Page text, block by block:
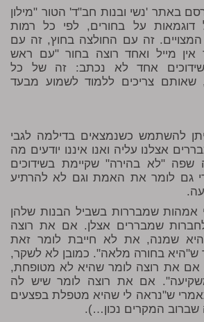
באתר 'נשי ובנות חב"ד' הטור "מילון
דוגמאות על בחורים, לפי כל רמות
המצויים. זה עם החולצה בחוץ, זה עם
אין מייל ואחד רוצה בחור "עם ראש
שידוכים אחד לא נכתב: זה של כל
שאותם צריכים ללמוד לשמוע מבעד
להשתמש כשנמצאים בדילמה לגבי
אצלנו עליה ואנו איננו יודעים מה
שפה "לא בהירה" שקיימת בשידוכים
גם לומר את האמת וגם לא להרתיע
אמהות שמבררות בשביל הבנות שלהן
שמבררים אצלן. אם את רוצה
שמנה, את לא חייבת לומר זאת
ש"היא בחורה מלאה". כמובן לא לשקר,
אם את רוצה לומר שהיא לא מטופחת,
אם את רוצה לומר שיש לה
ש"נראה לי שהיא מטפלת בפצעים
המקרים נכון…).